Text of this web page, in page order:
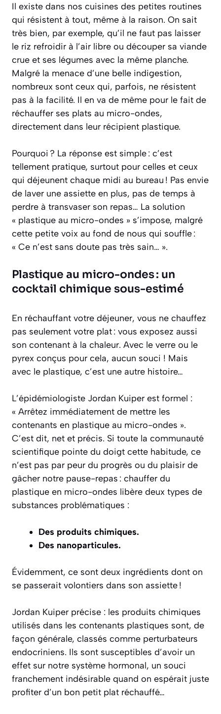
Il existe dans nos cuisines des petites routines
qui résistent à tout, même à la raison. On sait
très bien, par exemple, qu’il ne faut pas laisser
le riz refroidir à l’air libre ou découper sa viande
crue et ses légumes avec la même planche.
Malgré la menace d’une belle indigestion,
nombreux sont ceux qui, parfois, ne résistent
pas à la facilité. Il en va de même pour le fait de
réchauffer ses plats au micro-ondes,
directement dans leur récipient plastique.
Pourquoi ? La réponse est simple : c’est
tellement pratique, surtout pour celles et ceux
qui déjeunent chaque midi au bureau ! Pas envie
de laver une assiette en plus, pas de temps à
perdre à transvaser son repas… La solution
« plastique au micro-ondes » s’impose, malgré
cette petite voix au fond de nous qui souffle :
« Ce n’est sans doute pas très sain… ».
Plastique au micro-ondes : un
cocktail chimique sous-estimé
En réchauffant votre déjeuner, vous ne chauffez
pas seulement votre plat : vous exposez aussi
son contenant à la chaleur. Avec le verre ou le
pyrex conçus pour cela, aucun souci ! Mais
avec le plastique, c’est une autre histoire…
L’épidémiologiste Jordan Kuiper est formel :
« Arrêtez immédiatement de mettre les
contenants en plastique au micro-ondes ».
C’est dit, net et précis. Si toute la communauté
scientifique pointe du doigt cette habitude, ce
n’est pas par peur du progrès ou du plaisir de
gâcher notre pause-repas : chauffer du
plastique en micro-ondes libère deux types de
substances problématiques :
Des produits chimiques.
Des nanoparticules.
Évidemment, ce sont deux ingrédients dont on
se passerait volontiers dans son assiette !
Jordan Kuiper précise : les produits chimiques
utilisés dans les contenants plastiques sont, de
façon générale, classés comme perturbateurs
endocriniens. Ils sont susceptibles d’avoir un
effet sur notre système hormonal, un souci
franchement indésirable quand on espérait juste
profiter d’un bon petit plat réchauffé…